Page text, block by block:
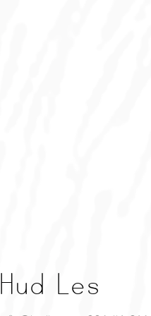
Hud Les